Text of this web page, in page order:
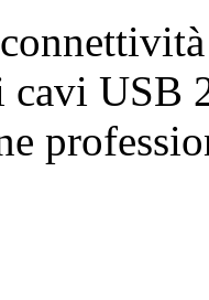
cavi USB